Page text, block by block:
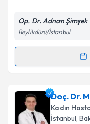
Op. Dr. Adnan Şimşek
Beylikdüzü/İstanbul
Randevu
Op. Dr. Adnan
oluşturun. Size
takvim
Doç. Dr.
Kadın
İstanbul,